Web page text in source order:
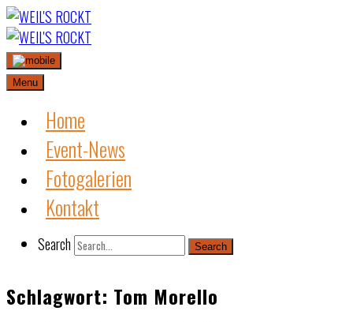
Skip
to
content
Menu
Home
Event-News
Fotogalerien
Kontakt
Search Search
Schlagwort: Tom Morello